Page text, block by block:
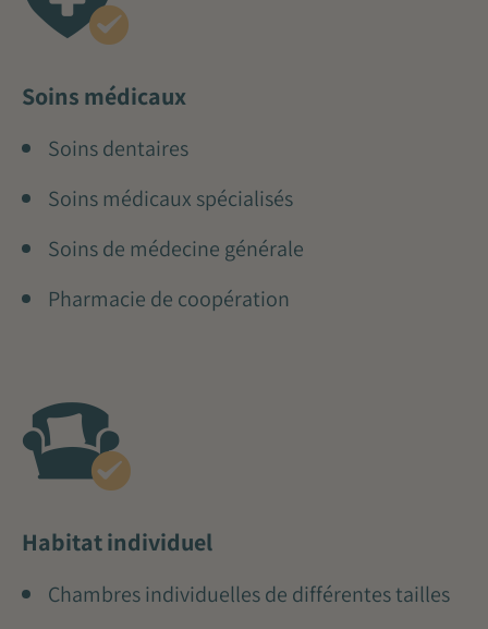
Soins médicaux
Soins dentaires
Soins médicaux spécialisés
Soins de médecine générale
Pharmacie de coopération
Habitat individuel
Chambres individuelles de différentes tailles